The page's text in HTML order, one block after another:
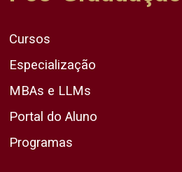
Cursos
Especialização
MBAs e LLMs
Portal do Aluno
Programas